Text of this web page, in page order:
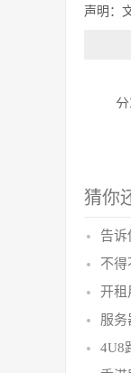
声明：
分
猜你
告诉
不得
开租
服务
4U8